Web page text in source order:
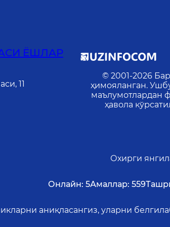
ЁШЛАР
11
© 2001-2026
ҳимояланган.
маълумотлардан
ҳавола
Охирги
Онлайн: 5Амаллар: 559
аниқласангиз, уларни